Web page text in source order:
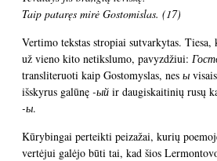
Taip pataręs mirė Gostomislas. (17)
Vertimo tekstas stropiai sutvarkytas.
už vieno kito netikslumo, pavyzdžiui:
transliteruoti kaip Gostomyslas, nes ы
išskyrus galūnę -ый ir daugiskaitinių rusų
-ы.
Kūrybingai perteikti peizažai, kurių
vertėjui galėjo būti tai, kad šios